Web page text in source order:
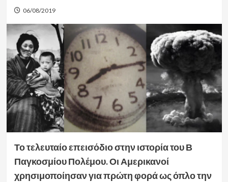
06/08/2019
Το τελευταίο επεισόδιο στην ιστορία του Β
Παγκοσμίου Πολέμου. Οι Αμερικανοί
χρησιμοποίησαν για πρώτη φορά ως όπλο την